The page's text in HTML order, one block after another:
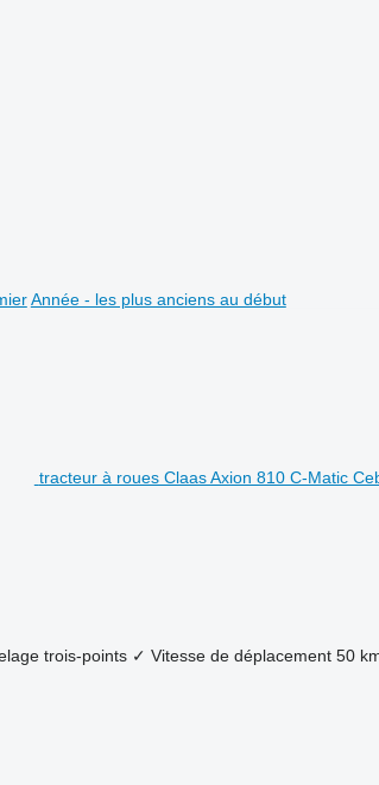
Année - les plus anciens au début
tracteur à roues Claas Axion 810 C-Matic
trois-points ✓ Vitesse de déplacement 50